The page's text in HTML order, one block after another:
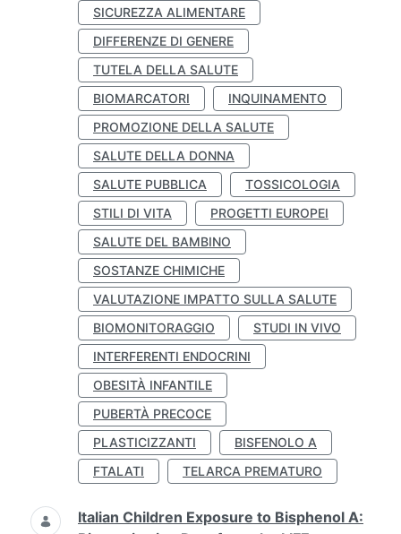
SICUREZZA ALIMENTARE
DIFFERENZE DI GENERE
TUTELA DELLA SALUTE
BIOMARCATORI
INQUINAMENTO
PROMOZIONE DELLA SALUTE
SALUTE DELLA DONNA
SALUTE PUBBLICA
TOSSICOLOGIA
STILI DI VITA
PROGETTI EUROPEI
SALUTE DEL BAMBINO
SOSTANZE CHIMICHE
VALUTAZIONE IMPATTO SULLA SALUTE
BIOMONITORAGGIO
STUDI IN VIVO
INTERFERENTI ENDOCRINI
OBESITÀ INFANTILE
PUBERTÀ PRECOCE
PLASTICIZZANTI
BISFENOLO A
FTALATI
TELARCA PREMATURO
Italian Children Exposure to Bisphenol A: